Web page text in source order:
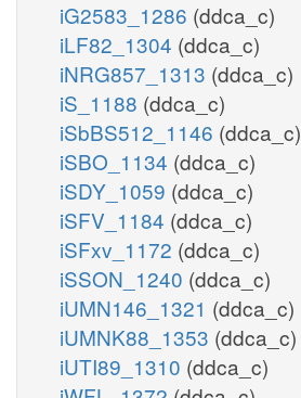
iG2583_1286 (ddca_c)
iLF82_1304 (ddca_c)
iNRG857_1313 (ddca_c)
iS_1188 (ddca_c)
iSbBS512_1146 (ddca_c)
iSBO_1134 (ddca_c)
iSDY_1059 (ddca_c)
iSFV_1184 (ddca_c)
iSFxv_1172 (ddca_c)
iSSON_1240 (ddca_c)
iUMN146_1321 (ddca_c)
iUMNK88_1353 (ddca_c)
iUTI89_1310 (ddca_c)